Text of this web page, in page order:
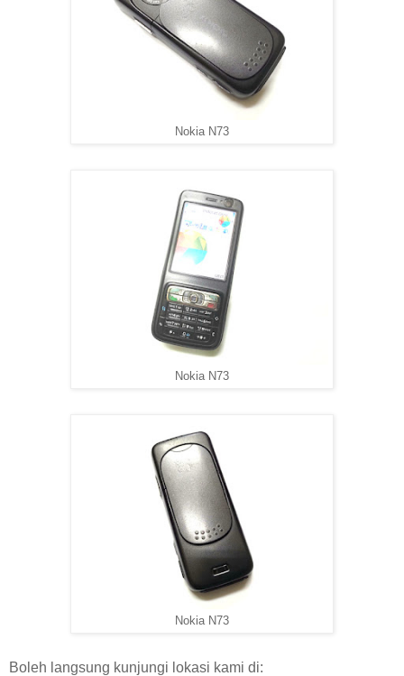
Nokia N73
Nokia N73
Nokia N73
Boleh langsung kunjungi lokasi kami di: